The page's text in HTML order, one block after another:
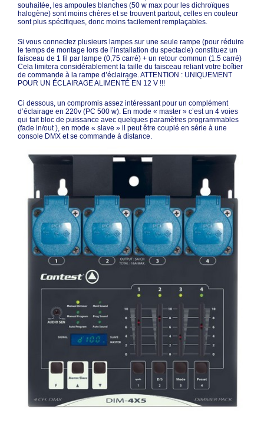
souhaitée, les ampoules blanches (50 w max pour les dichroïques
halogène) sont moins chères et se trouvent partout, celles en couleur
sont plus spécifiques, donc moins facilement remplaçables.
Si vous connectez plusieurs lampes sur une seule rampe (pour réduire
le temps de montage lors de l’installation du spectacle) constituez un
faisceau de 1 fil par lampe (0,75 carré) + un retour commun (1.5 carré)
Cela limitera considérablement la taille du faisceau reliant votre boîtier
de commande à la rampe d’éclairage. ATTENTION : UNIQUEMENT
POUR UN ÉCLAIRAGE ALIMENTÉ EN 12 V !!!
Ci dessous, un compromis assez intéressant pour un complément
d’éclairage en 220v (PC 500 w). En mode « master » c’est un 4 voies
qui fait bloc de puissance avec quelques paramètres programmables
(fade in/out ), en mode « slave » il peut être couplé en série à une
console DMX et se commande à distance.